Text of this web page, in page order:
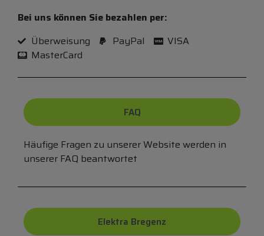
Bei uns können Sie bezahlen per:
Überweisung
PayPal
VISA
MasterCard
FAQ
Häufige Fragen zu unserer Website werden in
unserer FAQ beantwortet
Elektra Bregenz